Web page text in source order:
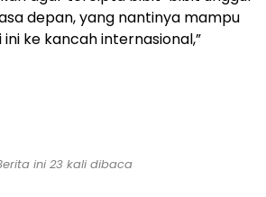
depan, yang nantinya mampu
ke kancah internasional,”
ini 23 kali dibaca